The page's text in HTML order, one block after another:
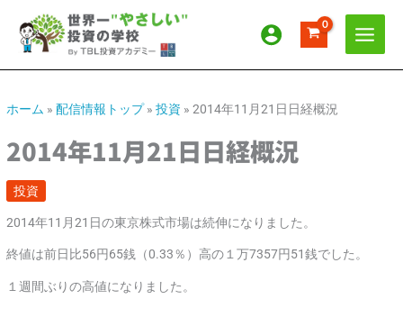
ス
ッホーム »配信情報トップ»投資 »2014年11月21日日経概況
2014年11月21日日経概況
投資
2014年11月21日の東京株式市場は続伸になりました。
終値は前日比56円65銭（0.33％）高の１万7357円51銭でした。
１週間ぶりの高値になりました。
ー
ブ
テ
ー